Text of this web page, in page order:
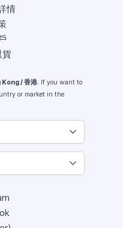
情
貨
Kong / 香港. If you want to
or market in the